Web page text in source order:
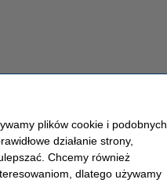
123drukuj
57 mm x 20 m marki 123drukuj.
72 zł!
plików cookie i podobnych
działanie strony,
Chcemy również
dlatego używamy